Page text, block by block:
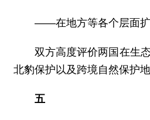
——在地方等各个层面扩
双方高度评价两国在生
北豹保护以及跨境自然保护
五